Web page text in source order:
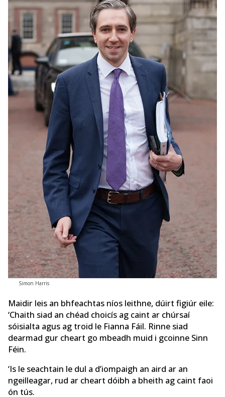
Simon Harris
Maidir leis an bhfeachtas níos leithne, dúirt figiúr eile:
‘Chaith siad an chéad choicís ag caint ar chúrsaí
sóisialta agus ag troid le Fianna Fáil. Rinne siad
dearmad gur cheart go mbeadh muid i gcoinne Sinn
Féin.
‘Is le seachtain le dul a d’iompaigh an aird ar an
ngeilleagar, rud ar cheart dóibh a bheith ag caint faoi
ón tús.